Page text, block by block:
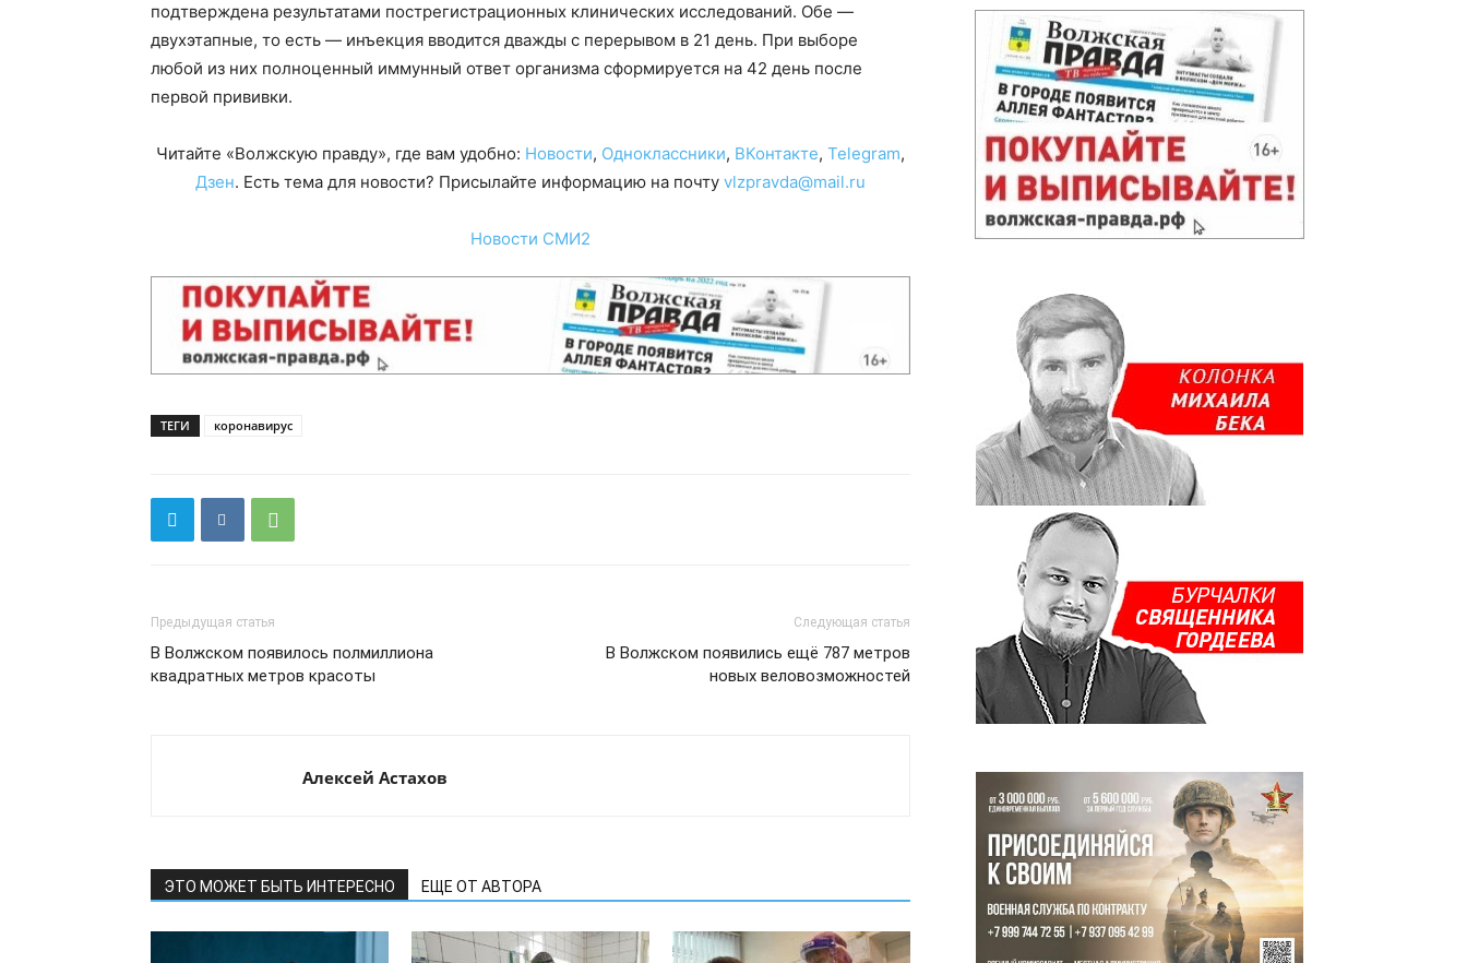
подтверждена результатами пострегистрационных клинических исследований. Обе —
двухэтапные, то есть — инъекция вводится дважды с перерывом в 21 день. При выборе
любой из них полноценный иммунный ответ организма сформируется на 42 день после
первой прививки.
Читайте «Волжскую правду», где вам удобно: Новости, Одноклассники, ВКонтакте, Telegram,
Дзен. Есть тема для новости? Присылайте информацию на почту vlzpravda@mail.ru
Новости СМИ2
ТЕГИ коронавирус
Предыдущая статья
В Волжском появилось полмиллиона
квадратных метров красоты
Следующая статья
В Волжском появились ещё 787 метров
новых веловозможностей
Алексей Астахов
ЭТО МОЖЕТ БЫТЬ ИНТЕРЕСНО ЕЩЕ ОТ АВТОРА